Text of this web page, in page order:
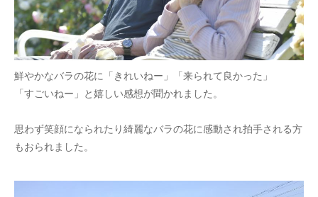
鮮やかなバラの花に「きれいねー」「来られて良かった」
「すごいねー」と嬉しい感想が聞かれました。
思わず笑顔になられたり綺麗なバラの花に感動され拍手される方
もおられました。